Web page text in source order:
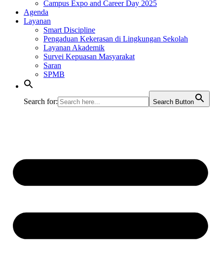
Campus Expo and Career Day 2025
Agenda
Layanan
Smart Discipline
Pengaduan Kekerasan di Lingkungan Sekolah
Layanan Akademik
Survei Kepuasan Masyarakat
Saran
SPMB
Search for: Search Button